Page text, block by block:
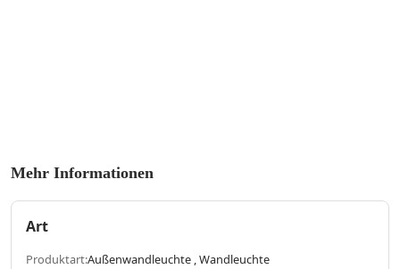
Mehr Informationen
Art
Produktart:Außenwandleuchte , Wandleuchte